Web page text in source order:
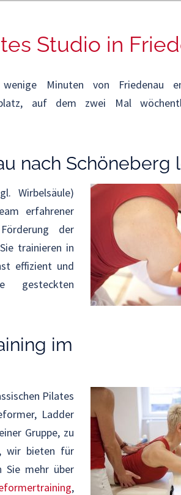
Studio in
Minuten von Friedenau
auf dem zwei Mal
nach Schöneberg
Wirbelsäule)
erfahrener
der
trainieren in
effizient und
gesteckten
im
Pilates
Ladder
Gruppe, zu
wir bieten für
Sie mehr über
,